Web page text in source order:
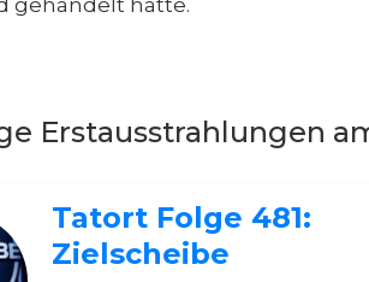
gehandelt hatte.
Erstausstrahlungen
Tatort Folge 481:
Zielscheibe